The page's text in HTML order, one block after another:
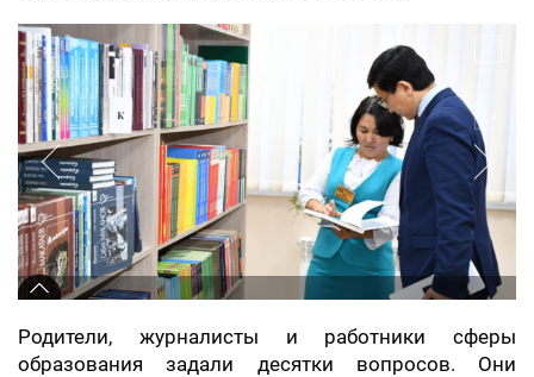
Родители, журналисты и работники сферы
образования задали десятки вопросов. Они